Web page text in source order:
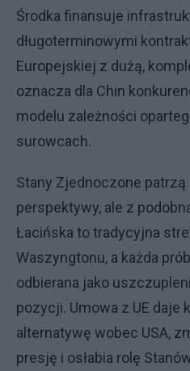
Środka finansuje
długoterminowymi
Europejskiej z dużą,
oznacza dla Chin
modelu zależności
surowcach.
Stany Zjednoczone patrzą
perspektywy, ale z
Łacińska to tradycyjna
Waszyngtonu, a każda
odbierana jako
pozycji. Umowa z UE daje
alternatywę wobec USA,
presję i osłabia rolę